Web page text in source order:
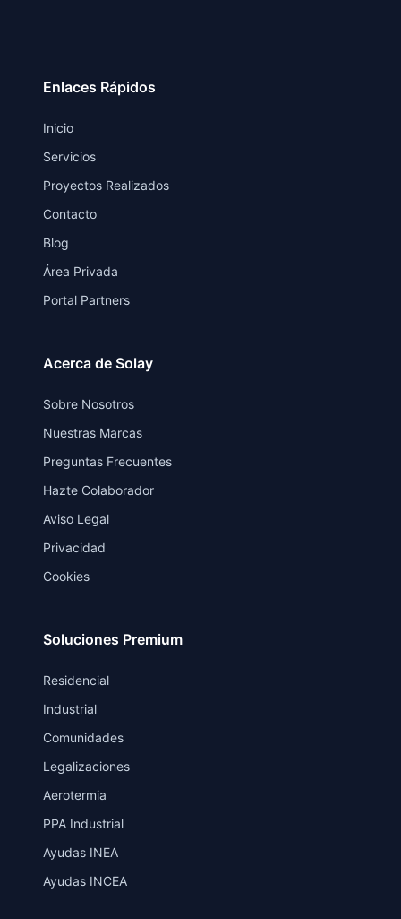
Enlaces Rápidos
Inicio
Servicios
Proyectos Realizados
Contacto
Blog
Área Privada
Portal Partners
Acerca de Solay
Sobre Nosotros
Nuestras Marcas
Preguntas Frecuentes
Hazte Colaborador
Aviso Legal
Privacidad
Cookies
Soluciones Premium
Residencial
Industrial
Comunidades
Legalizaciones
Aerotermia
PPA Industrial
Ayudas INEA
Ayudas INCEA